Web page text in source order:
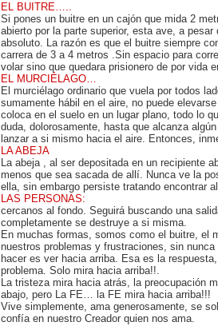
EL BUITRE…..
Si pones un buitre en un cajón que mida 2
abierto por la parte superior, esta ave, a
absoluto. La razón es que el buitre siempre
carrera de 3 a 4 metros .Sin espacio para
volar sino que quedara prisionero de por vida
EL MURCIÉLAGO…
El murciélago ordinario que vuela por todos
sumamente hábil en el aire, no puede
coloca en el suelo en un lugar plano, todo lo
duda, dolorosamente, hasta que alcanza
lanzar a si mismo hacia el aire. Entonces,
LA ABEJA
La abeja , al ser depositada en un recipiente
menos que sea sacada de allí. Nunca ve la
ella, sin embargo persiste tratando encontrar
LAS PERSONAS:
cercanos al fondo. Seguirá buscando una
completamente se destruye a si misma.
En muchas formas, somos como el buitre, el
nuestros problemas y frustraciones, sin
hacer es ver hacia arriba. Esa es la
problema. Solo mira hacia arriba!!.
La tristeza mira hacia atrás, la preocupación
abajo, pero La FE… la FE mira hacia arriba!!!
Vive simplemente, ama generosamente, se
confía en nuestro Creador quien nos ama.